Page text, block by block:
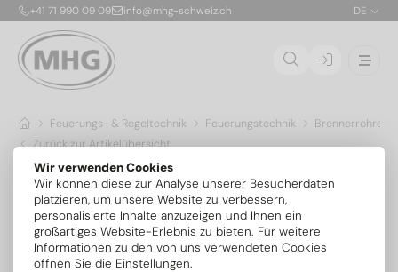
Wir verwenden Cookies
Wir können diese zur Analyse unserer Besucherdaten
platzieren, um unsere Website zu verbessern,
personalisierte Inhalte anzuzeigen und Ihnen ein
großartiges Website-Erlebnis zu bieten. Für weitere
Informationen zu den von uns verwendeten Cookies
öffnen Sie die Einstellungen.
+41 71 990 09 09 info@mhg-schweiz.ch DE
Feuerungs- & Regeltechnik Feuerungstechnik
Brennerrohre &
Zurück zur Artikelübersicht